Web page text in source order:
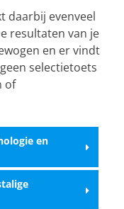
daarbij evenveel
resultaten van je
en er vindt
selectietoets
of
en